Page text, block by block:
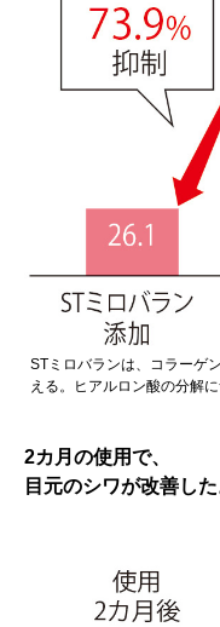
STミロバランは、コラーゲ
える。ヒアルロン酸の分解
2カ月の使用で、
目元のシワが改善した